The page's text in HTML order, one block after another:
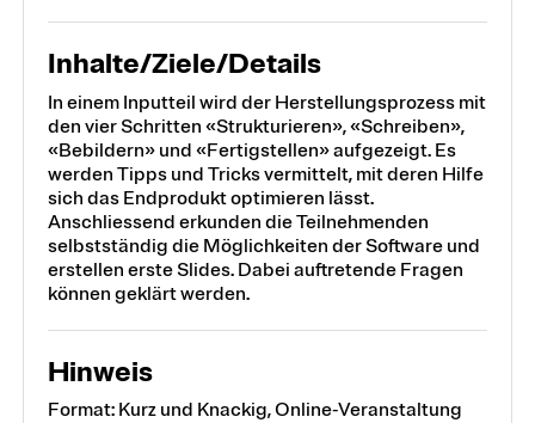
Inhalte/Ziele/Details
In einem Inputteil wird der Herstellungsprozess mit
den vier Schritten «Strukturieren», «Schreiben»,
«Bebildern» und «Fertigstellen» aufgezeigt. Es
werden Tipps und Tricks vermittelt, mit deren Hilfe
sich das Endprodukt optimieren lässt.
Anschliessend erkunden die Teilnehmenden
selbstständig die Möglichkeiten der Software und
erstellen erste Slides. Dabei auftretende Fragen
können geklärt werden.
Hinweis
Format: Kurz und Knackig, Online-Veranstaltung